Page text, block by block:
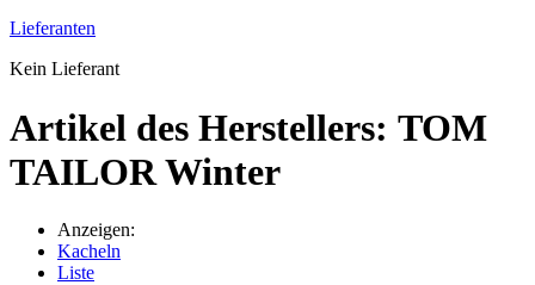
Lieferanten
Kein Lieferant
Artikel des Herstellers: TOM
TAILOR Winter
Anzeigen:
Kacheln
Liste